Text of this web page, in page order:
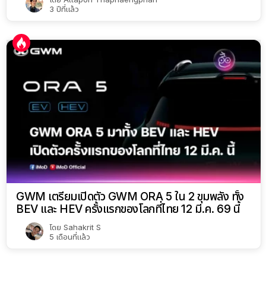
3 ปีที่แล้ว
GWM เตรียมเปิดตัว GWM ORA 5 ใน 2 ขุมพลัง ทั้ง
BEV และ HEV ครั้งแรกของโลกที่ไทย 12 มี.ค. 69 นี้
โดย Sahakrit S
5 เดือนที่แล้ว